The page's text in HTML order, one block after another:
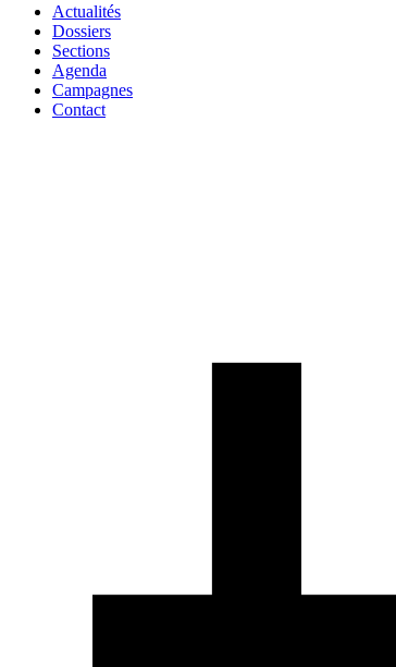
Actualités
Dossiers
Sections
Agenda
Campagnes
Contact